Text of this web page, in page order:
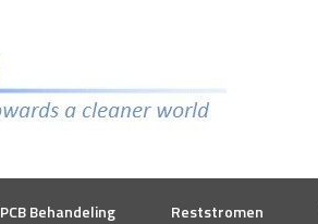
PCB Behandeling Reststromen